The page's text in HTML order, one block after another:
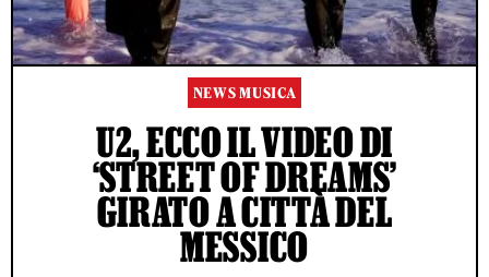
NEWS MUSICA
U2, ECCO IL VIDEO DI
‘STREET OF DREAMS’
GIRATO A CITTÀ DEL
MESSICO